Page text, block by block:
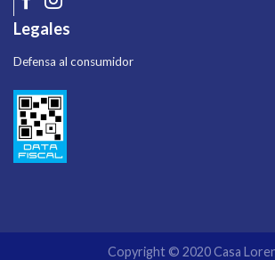
Legales
Defensa al consumidor
Copyright © 2020 Casa